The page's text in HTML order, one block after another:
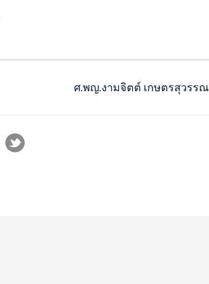
ศ.พญ.งามจิตต์ เกษตรสุวรรณ